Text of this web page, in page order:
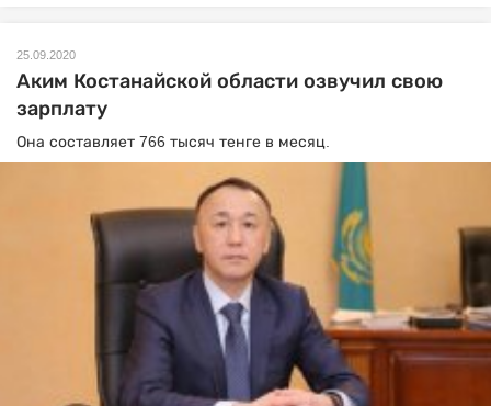
25.09.2020
Аким Костанайской области озвучил свою
зарплату
Она составляет 766 тысяч тенге в месяц.